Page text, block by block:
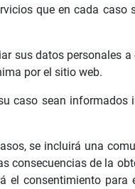
que en cada caso
sus datos personales
por el sitio web.
caso sean informados
se incluirá una
consecuencias de la
el consentimiento para